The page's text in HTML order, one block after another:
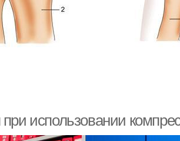
использовании